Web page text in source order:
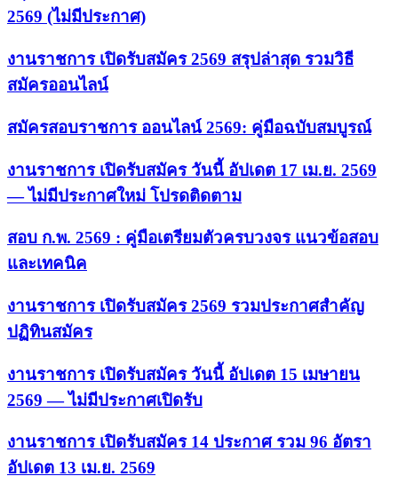
2569 (ไม่มีประกาศ)
งานราชการ เปิดรับสมัคร 2569 สรุปล่าสุด รวมวิธี
สมัครออนไลน์
สมัครสอบราชการ ออนไลน์ 2569: คู่มือฉบับสมบูรณ์
งานราชการ เปิดรับสมัคร วันนี้ อัปเดต 17 เม.ย. 2569
— ไม่มีประกาศใหม่ โปรดติดตาม
สอบ ก.พ. 2569 : คู่มือเตรียมตัวครบวงจร แนวข้อสอบ
และเทคนิค
งานราชการ เปิดรับสมัคร 2569 รวมประกาศสำคัญ
ปฏิทินสมัคร
งานราชการ เปิดรับสมัคร วันนี้ อัปเดต 15 เมษายน
2569 — ไม่มีประกาศเปิดรับ
งานราชการ เปิดรับสมัคร 14 ประกาศ รวม 96 อัตรา
อัปเดต 13 เม.ย. 2569